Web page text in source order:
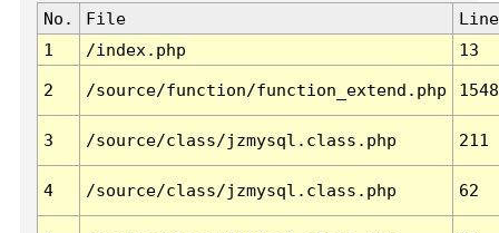
No. File
Line
1
/index.php 13
2 /source/function/function_extend.php 1548
3 /source/class/jzmysql.class.php 211
4 /source/class/jzmysql.class.php 62